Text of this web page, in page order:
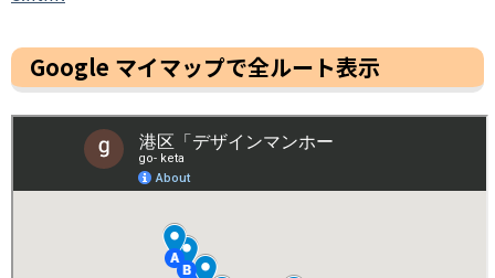
Google マイマップで全ルート表示